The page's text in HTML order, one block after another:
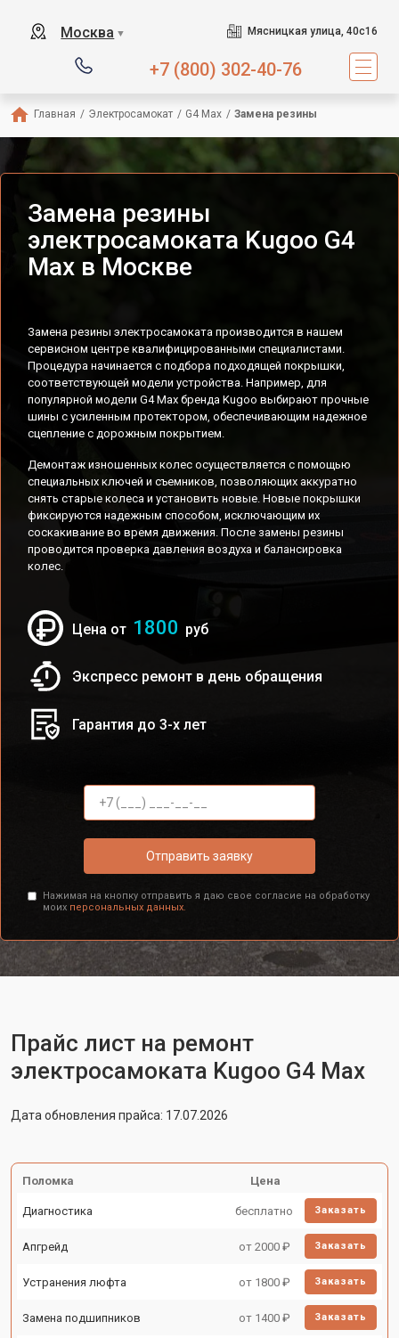
Москва ▼ Мясницкая улица, 40с16
+7 (800) 302-40-76
Главная / Электросамокат / G4 Max / Замена резины
Замена резины
электросамоката Kugoo G4
Max в Москве
Замена резины электросамоката производится в нашем
сервисном центре квалифицированными специалистами.
Процедура начинается с подбора подходящей покрышки,
соответствующей модели устройства. Например, для
популярной модели G4 Max бренда Kugoo выбирают прочные
шины с усиленным протектором, обеспечивающим надежное
сцепление с дорожным покрытием.
Демонтаж изношенных колес осуществляется с помощью
специальных ключей и съемников, позволяющих аккуратно
снять старые колеса и установить новые. Новые покрышки
фиксируются надежным способом, исключающим их
соскакивание во время движения. После замены резины
проводится проверка давления воздуха и балансировка
колес.
Цена от 1800 руб
Экспресс ремонт в день обращения
Гарантия до 3-х лет
Отправить заявку
Нажимая на кнопку отправить я даю свое согласие на обработку
моих персональных данных.
Прайс лист на ремонт
электросамоката Kugoo G4 Max
Дата обновления прайса: 17.07.2026
Поломка Цена
Диагностика бесплатно Заказать
Апгрейд от 2000 ₽ Заказать
Устранения люфта от 1800 ₽ Заказать
Замена подшипников от 1400 ₽ Заказать